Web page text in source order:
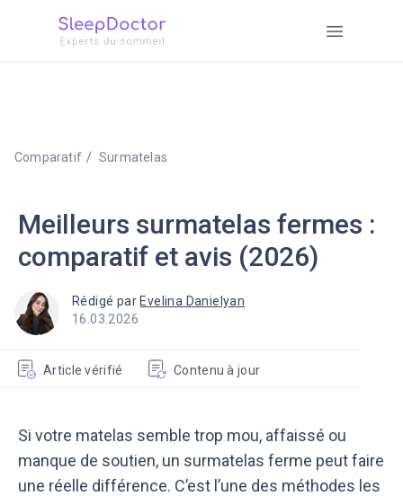
Comparatif Surmatelas
Meilleurs surmatelas fermes :
comparatif et avis (2026)
Rédigé par Evelina Danielyan
Article vérifié Contenu à jour
16.03.2026
Si votre matelas semble trop mou, affaissé ou
manque de soutien, un surmatelas ferme peut faire
une réelle différence. C’est l’une des méthodes les